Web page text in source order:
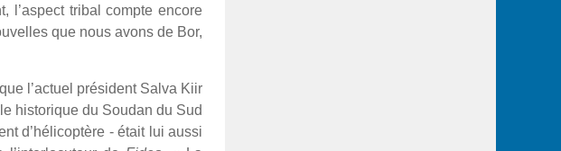
l’aspect tribal compte encore
que nous avons de Bor,
l’actuel président Salva Kiir
historique du Soudan du Sud
d’hélicoptère - était lui aussi